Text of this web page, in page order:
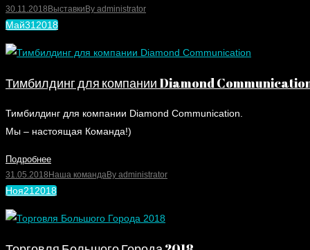
30.11.2018 Выставки By administrator
Май31 2018
Тимбилдинг для компании Diamond
Тимбилдинг для компании Diamond Communication.
Мы – настоящая Команда!)
Подробнее
31.05.2018 Наша командаBy administrator
Ноя21 2018